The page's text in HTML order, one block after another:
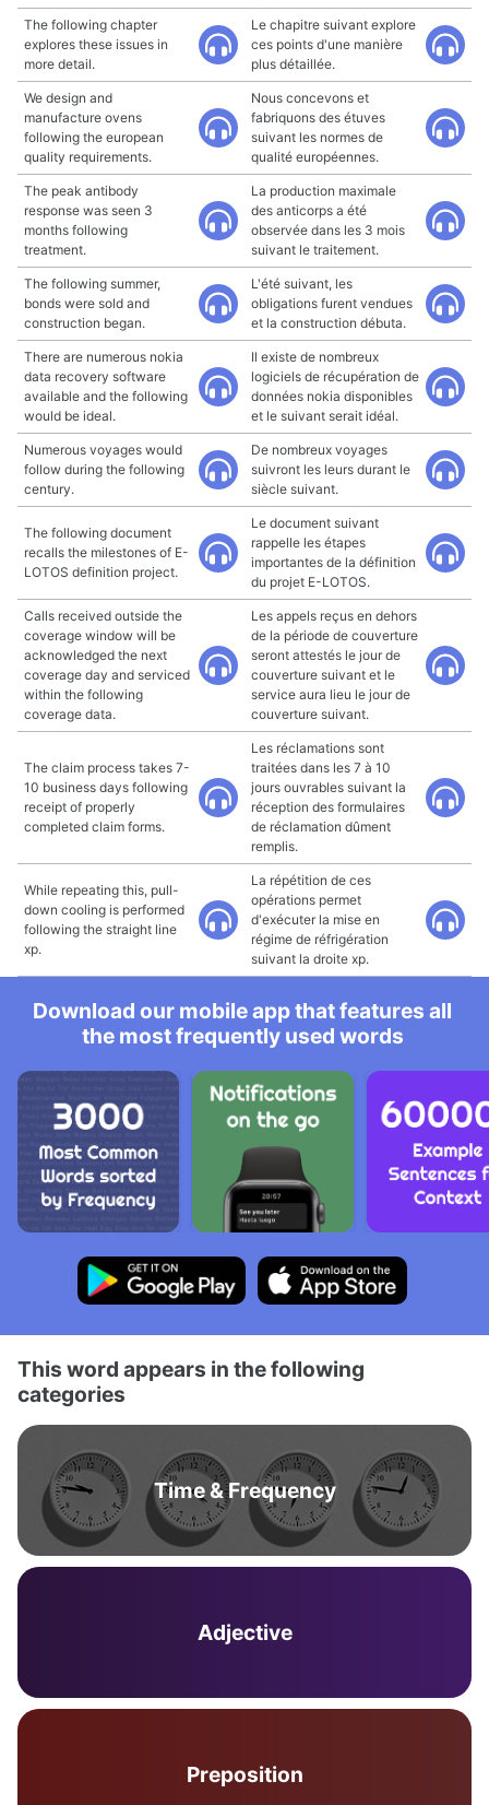
The following chapter
explores these issues in
more detail.
Le chapitre suivant explore
ces points d'une manière
plus détaillée.
We design and
manufacture ovens
following the european
quality requirements.
Nous concevons et
fabriquons des étuves
suivant les normes de
qualité européennes.
The peak antibody
response was seen 3
months following
treatment.
La production maximale
des anticorps a été
observée dans les 3 mois
suivant le traitement.
The following summer,
bonds were sold and
construction began.
L'été suivant, les
obligations furent vendues
et la construction débuta.
There are numerous nokia
data recovery software
available and the following
would be ideal.
Il existe de nombreux
logiciels de récupération de
données nokia disponibles
et le suivant serait idéal.
Numerous voyages would
follow during the following
century.
De nombreux voyages
suivront les leurs durant le
siècle suivant.
The following document
recalls the milestones of E-
LOTOS definition project.
Le document suivant
rappelle les étapes
importantes de la définition
du projet E-LOTOS.
Calls received outside the
coverage window will be
acknowledged the next
coverage day and serviced
within the following
coverage data.
Les appels reçus en dehors
de la période de couverture
seront attestés le jour de
couverture suivant et le
service aura lieu le jour de
couverture suivant.
The claim process takes 7-
10 business days following
receipt of properly
completed claim forms.
Les réclamations sont
traitées dans les 7 à 10
jours ouvrables suivant la
réception des formulaires
de réclamation dûment
remplis.
While repeating this, pull-
down cooling is performed
following the straight line
xp.
La répétition de ces
opérations permet
d'exécuter la mise en
régime de réfrigération
suivant la droite xp.
Download our mobile app that features all
the most frequently used words
This word appears in the following
categories
Time & Frequency
Adjective
Preposition